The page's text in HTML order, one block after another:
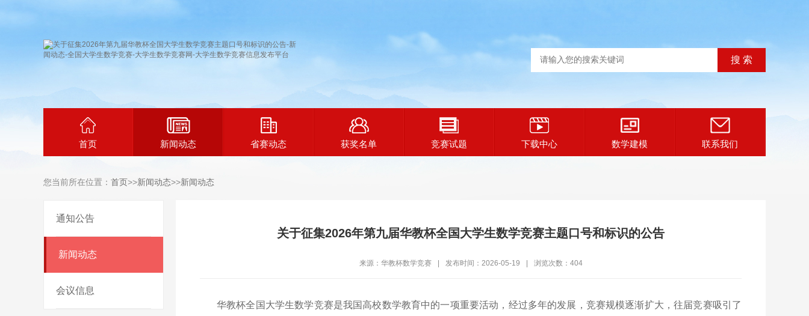
首页 新闻动态 省赛动态 获奖名单 竞赛试题 下载中心 数学建模 联系我们
您当前所在位置： 首页>>新闻动态>>新闻动态
通知公告
新闻动态
会议信息
关于征集2026年第九届华教杯全国大学生数学竞赛主题口号和标识的公告
来源：华教杯数学竞赛 发布时间：2026-05-19 浏览次数：404
华教杯全国大学生数学竞赛是我国高校数学教育中的一项重要活动，经过多年的发展，竞赛规模逐渐扩大，往届竞赛吸引了